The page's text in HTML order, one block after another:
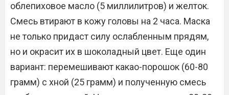
облепиховое масло (5 миллилитров) и желток.
Смесь втирают в кожу головы на 2 часа. Маска
не только придаст силу ослабленным прядям,
но и окрасит их в шоколадный цвет. Еще один
вариант: перемешивают какао-порошок (60-80
грамм) с хной (25 грамм) и полученную смесь